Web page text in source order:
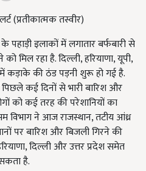
(प्रतीकात्मक तस्वीर)
पहाड़ी इलाकों में लगातार बर्फबारी से
मिल रहा है. दिल्ली, हरियाणा, यूपी,
कड़ाके की ठंड पड़नी शुरू हो गई है.
कई दिनों से भारी बारिश और
को कई तरह की परेशानियों का
विभाग ने आज राजस्थान, तटीय आंध्र
पर बारिश और बिजली गिरने की
दिल्ली और उत्तर प्रदेश समेत
है.